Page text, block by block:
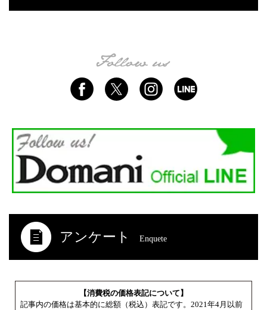
アンケート Enquete
【消費税の価格表記について】
記事内の価格は基本的に総額（税込）表記です。2021年4月以前